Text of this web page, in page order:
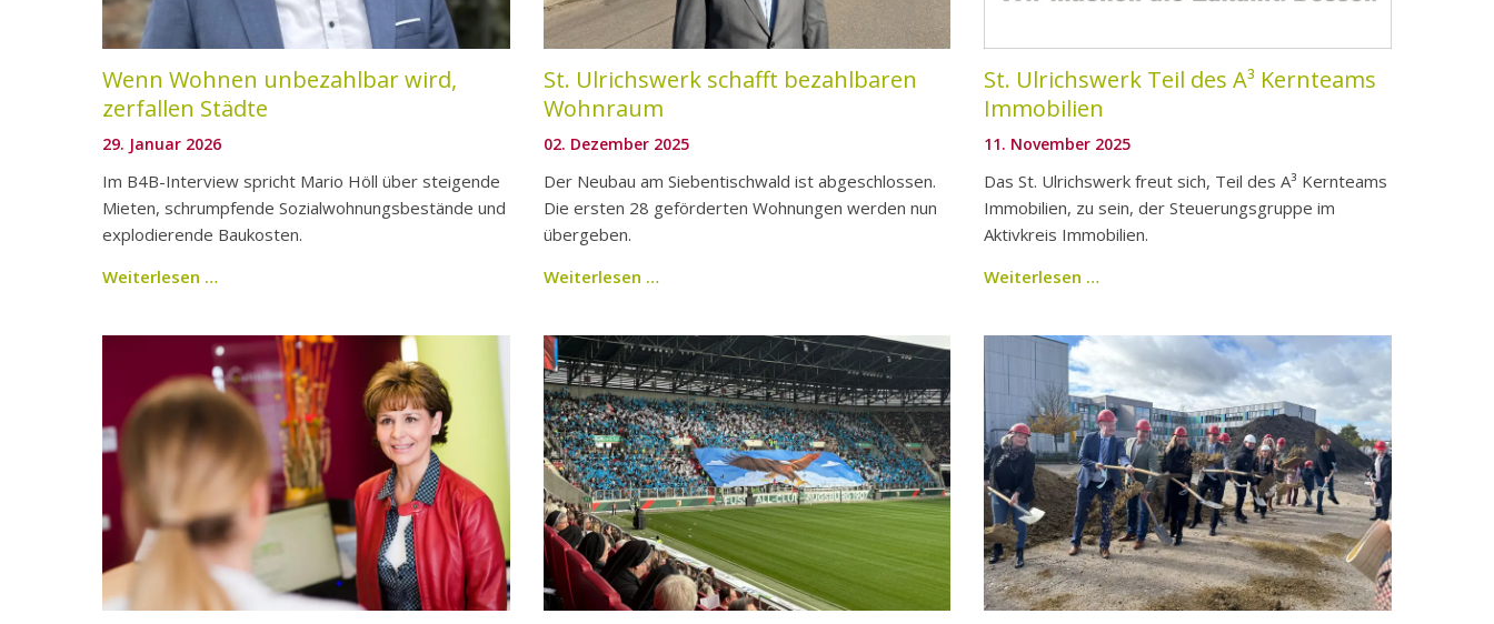
Wenn Wohnen unbezahlbar wird,
zerfallen Städte
29. Januar 2026
Im B4B-Interview spricht Mario Höll über steigende
Mieten, schrumpfende Sozialwohnungsbestände und
explodierende Baukosten.
Weiterlesen …
St. Ulrichswerk schafft bezahlbaren
Wohnraum
02. Dezember 2025
Der Neubau am Siebentischwald ist abgeschlossen.
Die ersten 28 geförderten Wohnungen werden nun
übergeben.
Weiterlesen …
St. Ulrichswerk Teil des A³ Kernteams
Immobilien
11. November 2025
Das St. Ulrichswerk freut sich, Teil des A³ Kernteams
Immobilien, zu sein, der Steuerungsgruppe im
Aktivkreis Immobilien.
Weiterlesen …